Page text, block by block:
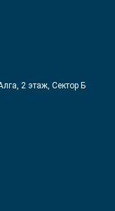
2 этаж, Сектор Б